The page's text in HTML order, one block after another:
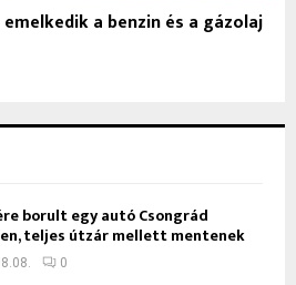
a benzin és a gázolaj
borult egy autó Csongrád
teljes útzár mellett mentenek
0